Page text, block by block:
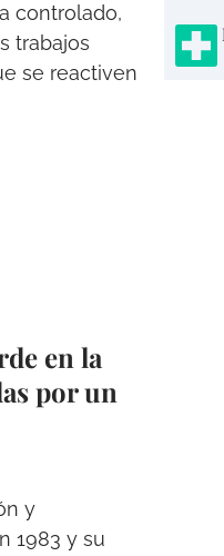
controlado,
trabajos
se reactiven
en la
por un
y
1983 y su